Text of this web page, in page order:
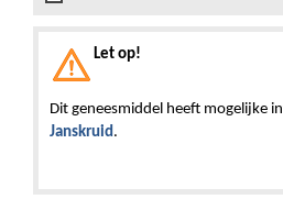
Let op!
Dit geneesmiddel heeft mogelijke
Janskruid.